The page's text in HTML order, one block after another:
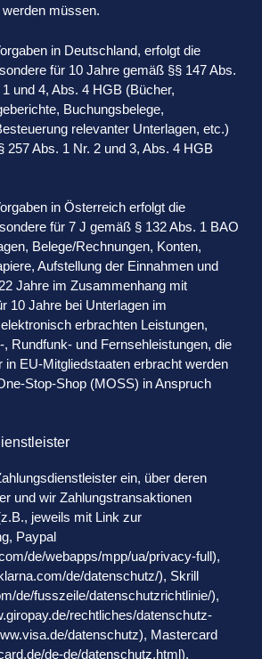
müssen.
in Deutschland, erfolgt die
für 10 Jahre gemäß §§ 147 Abs.
und 4, Abs. 4 HGB (Bücher,
Buchungsbelege,
relevanter Unterlagen, etc.)
257 Abs. 1 Nr. 2 und 3, Abs. 4 HGB
in Österreich erfolgt die
für 7 J gemäß § 132 Abs. 1 BAO
Belege/Rechnungen, Konten,
Aufstellung der Einnahmen und
Jahre im Zusammenhang mit
10 Jahre bei Unterlagen im
erbrachten Leistungen,
Rundfunk- und Fernsehleistungen, die
in EU-Mitgliedstaaten erbracht werden
Stop-Shop (MOSS) in Anspruch
ein, über deren
und wir Zahlungstransaktionen
jeweils mit Link zur
Paypal
de/webapps/mpp/ua/privacy-full),
de/datenschutz/), Skrill
de/fusszeile/datenschutzrichtlinie/),
rechtliches/datenschutz-
datenschutz), Mastercard
de-de/datenschutz.html),